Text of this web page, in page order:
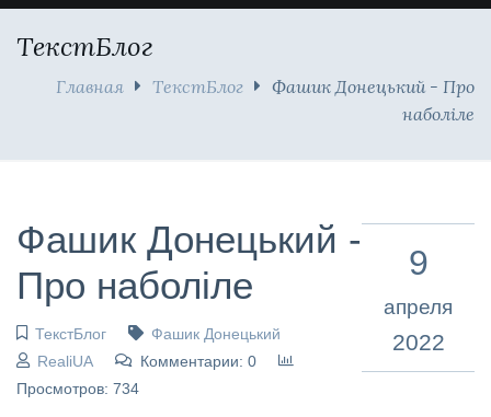
ТекстБлог
Главная ТекстБлог
Фашик Донецький - Про
наболіле
Фашик Донецький -
Про наболіле
ТекстБлог
Фашик Донецький
RealiUA
Комментарии: 0
Просмотров: 734
9
апреля
2022